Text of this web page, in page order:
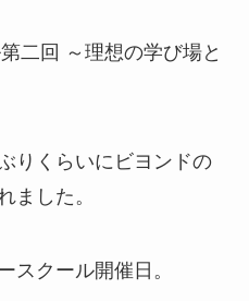
二回 ～理想の学び場と
りくらいにビヨンドの
ました。
スクール開催日。